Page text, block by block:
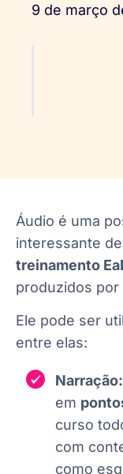
9 de março
Áudio é uma
interessante
treinamento
produzidos
Ele pode ser
entre elas:
Narração:
em
curso
com
como